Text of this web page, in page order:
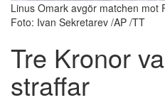
Linus Omark avgör matchen mot
Foto: Ivan Sekretarev /AP /TT
Tre Kronor
straffar